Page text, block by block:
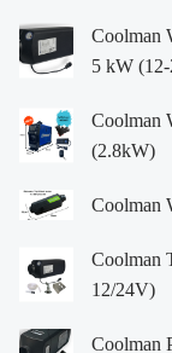
Coolman
5 kW
Coolman
(2.8kW)
Coolman
Coolman
12/24V)
Coolman